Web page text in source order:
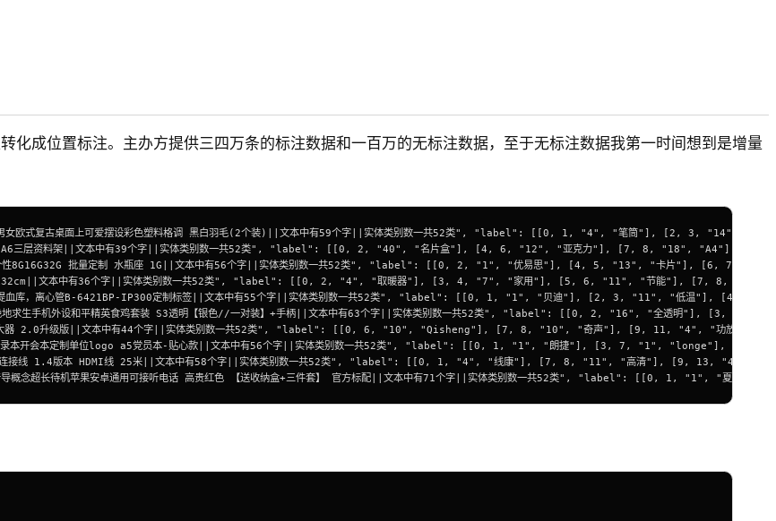
化成位置标注。主办方提供三四万条的标注数据和一百万的无标注数据，至于无标注数据我第一时间想到是增量
座办公文具盒子男女欧式复古桌面上可爱摆设彩色塑料格调 黑白羽毛(2个装)||文本中有59个字||实体类别数一共52类",
页架书报刊架 A6三层资料架||文本中有39个字||实体类别数一共52类", "label": [[0, 2, "40", "名片盒"], [4, 6, "12", "亚克力
务优盘创意个性8G16G32G 批量定制 水瓶座 1G||文本中有56个字||实体类别数一共52类", "label": [[0, 2, "1", "优易思"],
豪华双人款70x32cm||文本中有36个字||实体类别数一共52类", "label": [[0, 2, "4", "取暖器"], [3, 4, "7", "家用"], [5, 6, "11", "
架，冻存盒，提血库，离心管B-6421BP-IP300定制标签||文本中有55个字||实体类别数一共52类", "label": [[0, 1, "1", "贝
安卓苹果x指绝地求生手机外设和平精英食鸡套装 S3透明【银色//一对装】+手柄||文本中有63个字||实体类别数一共52类",
数字5.1放大器 2.0升级版||文本中有44个字||实体类别数一共52类", "label": [[0, 6, "10", "Qisheng"], [7, 8, "10", "奇声"],
员本子会议记录本开会本定制单位logo a5党员本-贴心款||文本中有56个字||实体类别数一共52类", "label": [[0, 1, "1",
投影仪连接线 1.4版本 HDMI线 25米||文本中有58个字||实体类别数一共52类", "label": [[0, 1, "4", "线康"], [7, 8, "11", "高
运动开车骨传导概念超长待机苹果安卓通用可接听电话 高贵红色 【送收纳盒+三件套】 官方标配||文本中有71个字||实体